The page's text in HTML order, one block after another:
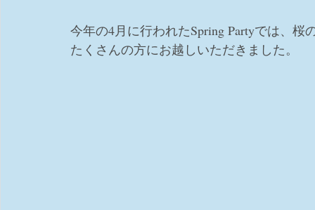
今年の4月に行われたSpring Partyでは、桜
たくさんの方にお越しいただきました。